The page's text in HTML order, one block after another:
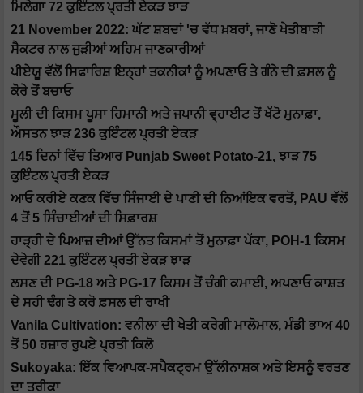
ਮਿਲੇਗਾ 72 ਕੁਇੰਟਲ ਪ੍ਰਤੀ ਏਕੜ ਝਾੜ
21 November 2022: ਘੱਟ ਸ਼ਬਦਾਂ 'ਚ ਵੱਧ ਖ਼ਬਰਾਂ, ਜਾਣੋ ਖੇਤੀਬਾੜੀ
ਸੈਕਟਰ ਨਾਲ ਜੁੜੀਆਂ ਅਹਿਮ ਜਾਣਕਾਰੀਆਂ
ਪੀਏਯੂ ਵੱਲੋਂ ਸਿਫਾਰਿਸ਼ ਇਨ੍ਹਾਂ ਤਕਨੀਕਾਂ ਨੂੰ ਅਪਣਾਓ ਤੇ ਗੰਨੇ ਦੀ ਫ਼ਸਲ ਨੂੰ
ਕੋਰੇ ਤੋਂ ਬਚਾਓ
ਮੂਲੀ ਦੀ ਕਿਸਮ ਪੂਸਾ ਹਿਮਾਨੀ ਅਤੇ ਜਪਾਨੀ ਵ੍ਹਾਈਟ ਤੋਂ ਖੱਟੋ ਮੁਨਾਫ਼ਾ,
ਔਸਤਨ ਝਾੜ 236 ਕੁਇੰਟਲ ਪ੍ਰਤੀ ਏਕੜ
145 ਦਿਨਾਂ ਵਿੱਚ ਤਿਆਰ Punjab Sweet Potato-21, ਝਾੜ 75
ਕੁਇੰਟਲ ਪ੍ਰਤੀ ਏਕੜ
ਆਓ ਕਰੀਏ ਕਣਕ ਵਿੱਚ ਸਿੰਜਾਈ ਦੇ ਪਾਣੀ ਦੀ ਨਿਆਂਇਕ ਵਰਤੋਂ, PAU ਵੱਲੋਂ
4 ਤੋਂ 5 ਸਿੰਚਾਈਆਂ ਦੀ ਸਿਫ਼ਾਰਸ਼
ਹਾੜ੍ਹੀ ਦੇ ਪਿਆਜ਼ ਦੀਆਂ ਉੱਨਤ ਕਿਸਮਾਂ ਤੋਂ ਮੁਨਾਫ਼ਾ ਪੱਕਾ, POH-1 ਕਿਸਮ
ਦੇਵੇਗੀ 221 ਕੁਇੰਟਲ ਪ੍ਰਤੀ ਏਕੜ ਝਾੜ
ਲਸਣ ਦੀ PG-18 ਅਤੇ PG-17 ਕਿਸਮ ਤੋਂ ਚੰਗੀ ਕਮਾਈ, ਅਪਣਾਓ ਕਾਸ਼ਤ
ਦੇ ਸਹੀ ਢੰਗ ਤੇ ਕਰੋ ਫ਼ਸਲ ਦੀ ਰਾਖੀ
Vanila Cultivation: ਵਨੀਲਾ ਦੀ ਖੇਤੀ ਕਰੇਗੀ ਮਾਲੋਮਾਲ, ਮੰਡੀ ਭਾਅ 40
ਤੋਂ 50 ਹਜ਼ਾਰ ਰੁਪਏ ਪ੍ਰਤੀ ਕਿਲੋ
Sukoyaka: ਇੱਕ ਵਿਆਪਕ-ਸਪੈਕਟ੍ਰਮ ਉੱਲੀਨਾਸ਼ਕ ਅਤੇ ਇਸਨੂੰ ਵਰਤਣ
ਦਾ ਤਰੀਕਾ